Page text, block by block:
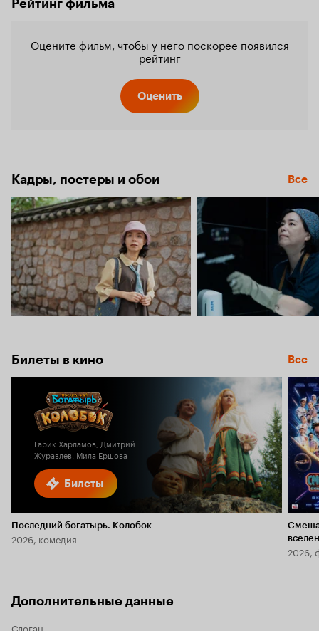
Рейтинг фильма
Оцените фильм, чтобы у него поскорее появился
рейтинг
Оценить
Кадры, постеры и обои Все
Билеты в кино Все
Билеты
Гарик Харламов, Дмитрий
Журавлев, Мила Ершова
Последний богатырь. Колобок
2026, комедия
2026,
Дополнительные данные
Слоган
—